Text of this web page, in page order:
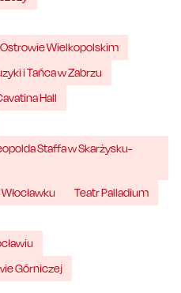
Wielkopolskim
i Tańca w Zabrzu
Hall
Staffa w Skarżysku-
Teatr Palladium
Górniczej